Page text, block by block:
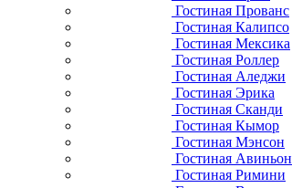
Гостиная Прованс
Гостиная Калипсо
Гостиная Мексика
Гостиная Роллер
Гостиная Аледжи
Гостиная Эрика
Гостиная Сканди
Гостиная Кымор
Гостиная Мэнсон
Гостиная Авиньон
Гостиная Римини